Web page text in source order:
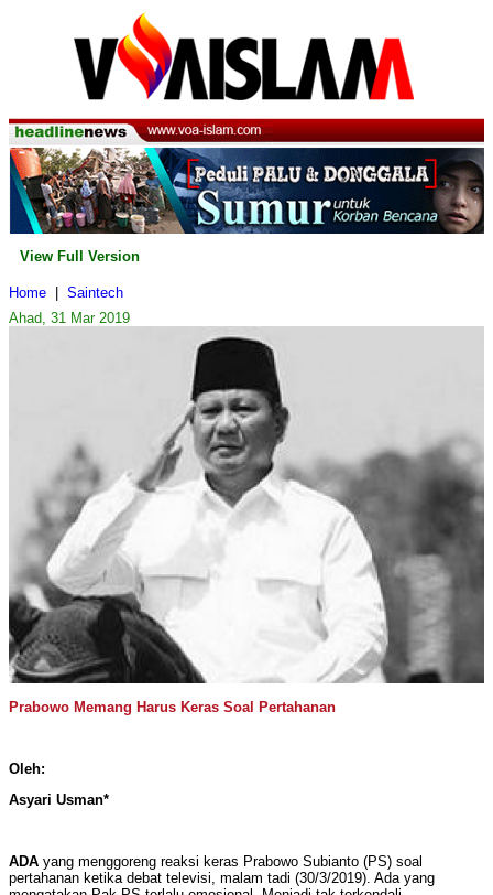
View Full Version
Home
Saintech
Ahad, 31 Mar 2019
Prabowo Memang Harus Keras Soal Pertahanan
Oleh:
Asyari Usman*
ADA yang menggoreng reaksi keras Prabowo Subianto (PS) soal
pertahanan ketika debat televisi, malam tadi (30/3/2019). Ada yang